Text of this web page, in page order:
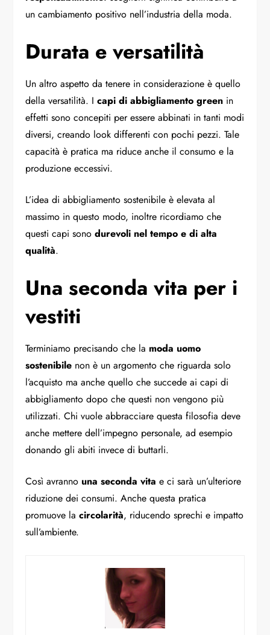
un cambiamento positivo nell’industria della moda.
Durata e versatilità
Un altro aspetto da tenere in considerazione è quello
della versatilità. Icapi di abbigliamento green in
effetti sono concepiti per essere abbinati in tanti modi
diversi, creando look differenti con pochi pezzi. Tale
capacità è pratica ma riduce anche il consumo e la
produzione eccessivi.
L’idea di abbigliamento sostenibile è elevata al
massimo in questo modo, inoltre ricordiamo che
questi capi sonodurevoli nel tempo e di alta
qualità.
Una seconda vita per i
vestiti
Terminiamo precisando che la moda uomo
sostenibile non è un argomento che riguarda solo
l’acquisto ma anche quello che succede ai capi di
abbigliamento dopo che questi non vengono più
utilizzati. Chi vuole abbracciare questa filosofia deve
anche mettere dell’impegno personale, ad esempio
donando gli abiti invece di buttarli.
Così avranno una seconda vita e ci sarà un’ulteriore
riduzione dei consumi. Anche questa pratica
promuove lacircolarità, riducendo sprechi e impatto
sull’ambiente.